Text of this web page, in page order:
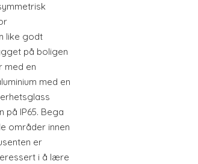
like godt
på boligen
med en
med en
IP65. Bega
områder innen
er
i å lære